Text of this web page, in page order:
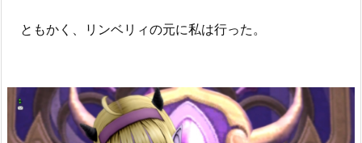
ともかく、リンベリィの元に私は行った。